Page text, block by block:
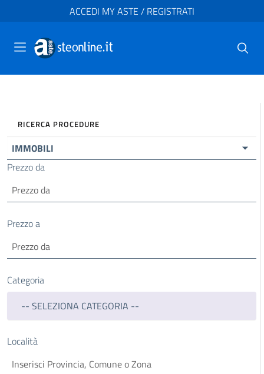
ACCEDI MY ASTE / REGISTRATI
RICERCA PROCEDURE
IMMOBILI
Prezzo da
Prezzo a
Categoria
-- SELEZIONA CATEGORIA --
Località